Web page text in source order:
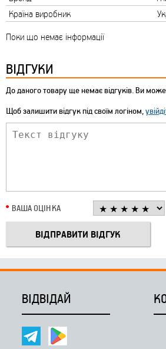
Країна виробник
Поки що немає інформації
ВІДГУКИ
До даного товару ще немає відгуків. Ви
Щоб залишити відгук під своїм логіном,
ВАША ОЦІНКА
ВІДВІДАЙ